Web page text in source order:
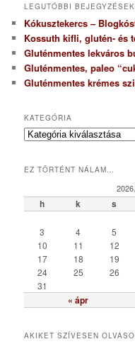
LEGUTÓBBI BEJEGYZÉSEK
Kókusztekercs –
Kossuth kifli, glutén- és
Gluténmentes lekváros
Gluténmentes, paleo
Gluténmentes krémes
KATEGÓRIA
K
e
ó
r
EZ TÖRTÉNT NÁLAM…
h k s
« ápr
3
4 5
10
11 12
17
18 19
24
25 26
31
AKIKET SZÍVESEN